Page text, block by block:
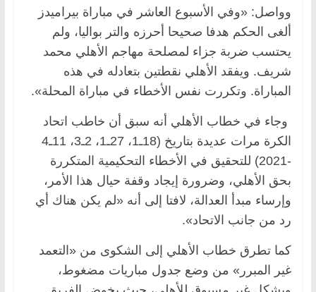
وواصل: «وفي الأسبوع العاشر في مباراة بيراميدز
ألغى الحكم هدفا صحيحا أحرزه والتر بواليا، ولم
يحتسب ضربة جزاء لمصلحة مهاجم الأهلي محمد
شريف. ويفقد الأهلي نقطتين بتعادله في هذه
المباراة. وتكررت نفس الأخطاء في مباراة المحلة».
وجاء في خطاب الأهلي أنه سبق أن خاطب اتحاد
الكرة مرات عديدة بتاريخ (18ـ1، 27ـ1، 2ـ3، 11ـ4
-2021) للتحقيق في الأخطاء التحكيمية المتكررة
بحق الأهلي، وضرورة إيجاد وقفة حيال هذا الأمر،
وإرساء مبدأ العدالة، لافتا إلى أنه «لم يكن هناك أي
رد من جانب الاتحاد».
كما تطرق خطاب الأهلي إلى الشكوى من «التعمد
غير المبرر» من وضع جدول مباريات مضغوط،